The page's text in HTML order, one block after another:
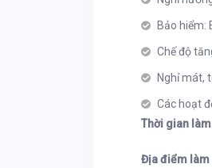
Bảo hiểm:
Chế độ
Nghỉ mát,
Các hoạt
Thời gian
Địa điểm làm